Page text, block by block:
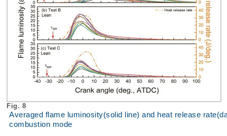
Fig. 8
Averaged flame luminosity(solid line) and heat release
combustion mode